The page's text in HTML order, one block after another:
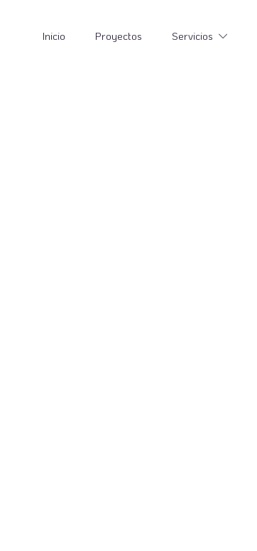
Inicio Proyectos Servicios